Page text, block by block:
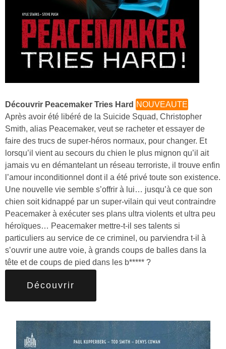
Découvrir Peacemaker Tries Hard NOUVEAUTE
Après avoir été libéré de la Suicide Squad, Christopher
Smith, alias Peacemaker, veut se racheter et essayer de
faire des trucs de super-héros normaux, pour changer. Et
lorsqu’il vient au secours du chien le plus mignon qu’il ait
jamais vu en démantelant un réseau terroriste, il trouve enfin
l’amour inconditionnel dont il a été privé toute son existence.
Une nouvelle vie semble s’offrir à lui… jusqu’à ce que son
chien soit kidnappé par un super-vilain qui veut contraindre
Peacemaker à exécuter ses plans ultra violents et ultra peu
héroïques… Peacemaker mettre-t-il ses talents si
particuliers au service de ce criminel, ou parviendra t-il à
s’ouvrir une autre voie, à grands coups de balles dans la
tête et de coups de pied dans les b***** ?
Découvrir